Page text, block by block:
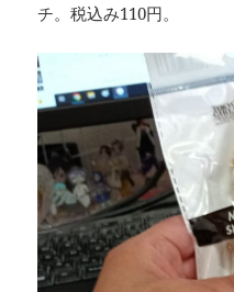
チ。税込み110円。